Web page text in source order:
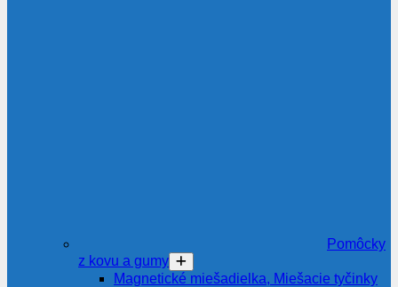
Pomôcky
z kovu a gumy
Magnetické miešadielka, Miešacie tyčinky